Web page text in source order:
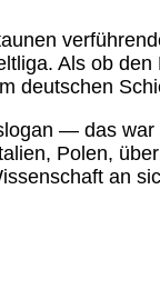
Als ob
deutschen
— das
Polen,
an